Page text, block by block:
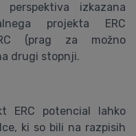
perspektiva izkazana
projekta ERC
(prag za možno
drugi stopnji.
ERC potencial lahko
ki so bili na razpisih